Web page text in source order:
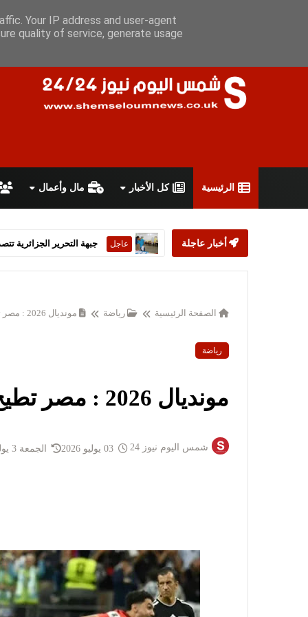
سياسة الخصوصية اتفاقية الاستخدام
الرئيسية كل الأخبار مال وأعمال
أخبار عاجلة عاجل ستارمر يعلن استقالته من
الصفحة الرئيسية رياضة مونديال 2026 : مصر تطيح بأستراليا وتبلغ ثمن النهائي
رياضة
مونديال 2026 : مصر تطيح بأستراليا وتبلغ ثمن النهائي
شمس اليوم نيوز 24 الجمعة 3 يوليو 2026
Your IP address and user-agent
quality of service, generate usage